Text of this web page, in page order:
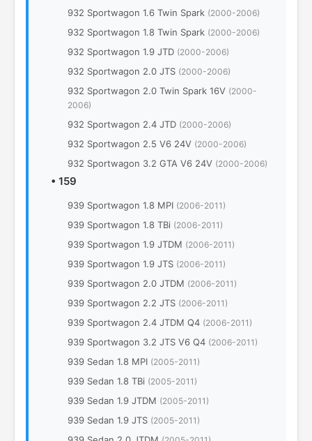
932 Sportwagon 1.6 Twin Spark (2000-2006)
932 Sportwagon 1.8 Twin Spark (2000-2006)
932 Sportwagon 1.9 JTD (2000-2006)
932 Sportwagon 2.0 JTS (2000-2006)
932 Sportwagon 2.0 Twin Spark 16V (2000-
2006)
932 Sportwagon 2.4 JTD (2000-2006)
932 Sportwagon 2.5 V6 24V (2000-2006)
932 Sportwagon 3.2 GTA V6 24V (2000-2006)
• 159
939 Sportwagon 1.8 MPI (2006-2011)
939 Sportwagon 1.8 TBi (2006-2011)
939 Sportwagon 1.9 JTDM (2006-2011)
939 Sportwagon 1.9 JTS (2006-2011)
939 Sportwagon 2.0 JTDM (2006-2011)
939 Sportwagon 2.2 JTS (2006-2011)
939 Sportwagon 2.4 JTDM Q4 (2006-2011)
939 Sportwagon 3.2 JTS V6 Q4 (2006-2011)
939 Sedan 1.8 MPI (2005-2011)
939 Sedan 1.8 TBi (2005-2011)
939 Sedan 1.9 JTDM (2005-2011)
939 Sedan 1.9 JTS (2005-2011)